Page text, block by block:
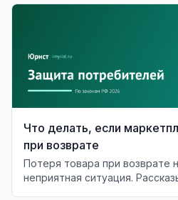
Что делать, если
при возврате
Потеря товара при возврате
неприятная ситуация.